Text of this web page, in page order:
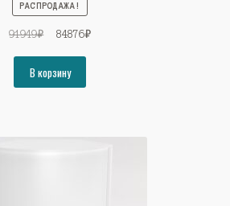
РАСПРОДАЖА!
91949₽
Первоначальная
составляла
91949₽.
84876₽Текущая
В корзину